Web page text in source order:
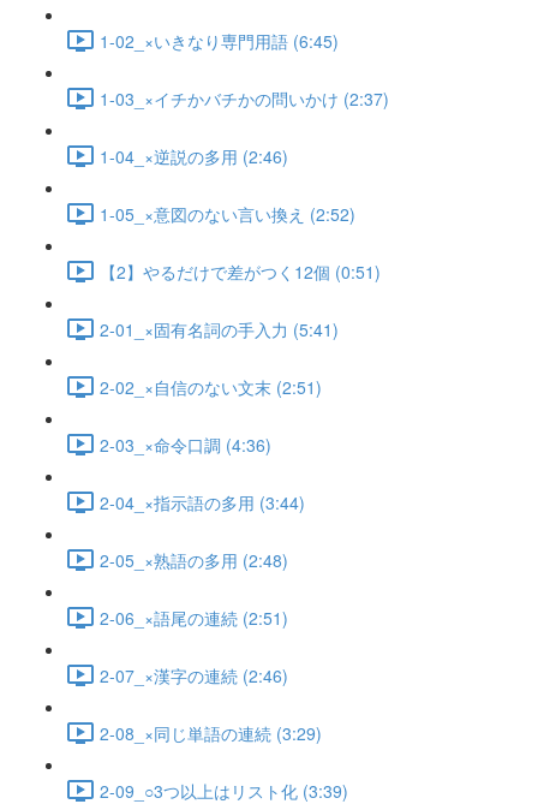
1-02_×いきなり専門用語 (6:45)
1-03_×イチかバチかの問いかけ (2:37)
1-04_×逆説の多用 (2:46)
1-05_×意図のない言い換え (2:52)
【2】やるだけで差がつく12個 (0:51)
2-01_×固有名詞の手入力 (5:41)
2-02_×自信のない文末 (2:51)
2-03_×命令口調 (4:36)
2-04_×指示語の多用 (3:44)
2-05_×熟語の多用 (2:48)
2-06_×語尾の連続 (2:51)
2-07_×漢字の連続 (2:46)
2-08_×同じ単語の連続 (3:29)
2-09_○3つ以上はリスト化 (3:39)